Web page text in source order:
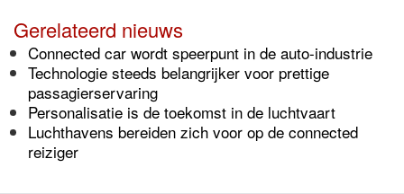
Gerelateerd nieuws
Connected car wordt speerpunt in de auto-industrie
Technologie steeds belangrijker voor prettige
passagierservaring
Personalisatie is de toekomst in de luchtvaart
Luchthavens bereiden zich voor op de connected
reiziger